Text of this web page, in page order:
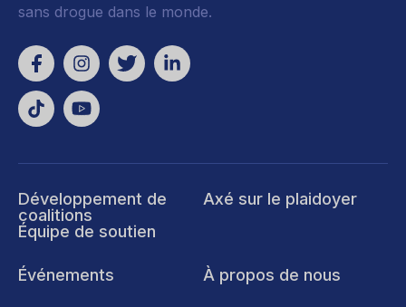
sans drogue dans le monde.
Développement de
coalitions
Équipe de soutien
Axé sur le plaidoyer
Événements À propos de nous